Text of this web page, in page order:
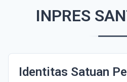
INPRES
Identitas Satuan